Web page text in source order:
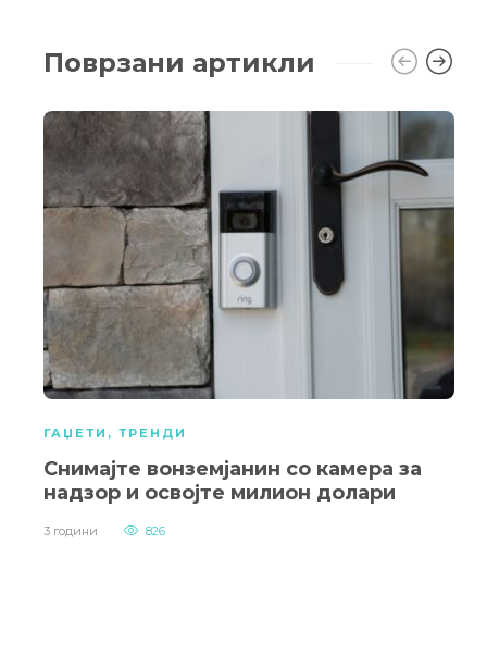
Поврзани артикли
ГАЏЕТИ , ТРЕНДИ
Снимајте вонземјанин со камера за
надзор и освојте милион долари
3 години 826